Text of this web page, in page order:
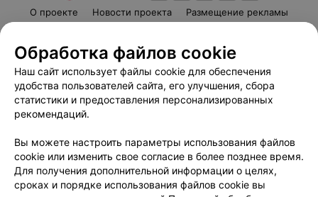
О проекте Новости проекта
Размещение рекламы
Пользовательское соглашение
Способы оплаты
Вакансии
Партнеры
Написать руководителю 103.by
Обработка персональных данных
Обработка файлов cookie
Наш сайт использует файлы cookie для обеспечения
удобства пользователей сайта, его улучшения, сбора
статистики и предоставления персонализированных
рекомендаций.
Вы можете настроить параметры использования файлов
cookie или изменить свое согласие в более позднее время.
Для получения дополнительной информации о целях,
сроках и порядке использования файлов cookie вы